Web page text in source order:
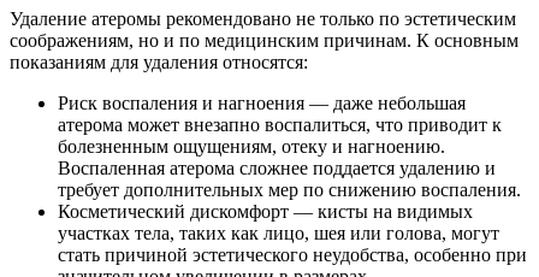
Удаление атеромы рекомендовано не только по эстетическим
соображениям, но и по медицинским причинам. К основным
показаниям для удаления относятся:
Риск воспаления и нагноения — даже небольшая
атерома может внезапно воспалиться, что приводит к
болезненным ощущениям, отеку и нагноению.
Воспаленная атерома сложнее поддается удалению и
требует дополнительных мер по снижению воспаления.
Косметический дискомфорт — кисты на видимых
участках тела, таких как лицо, шея или голова, могут
стать причиной эстетического неудобства, особенно при